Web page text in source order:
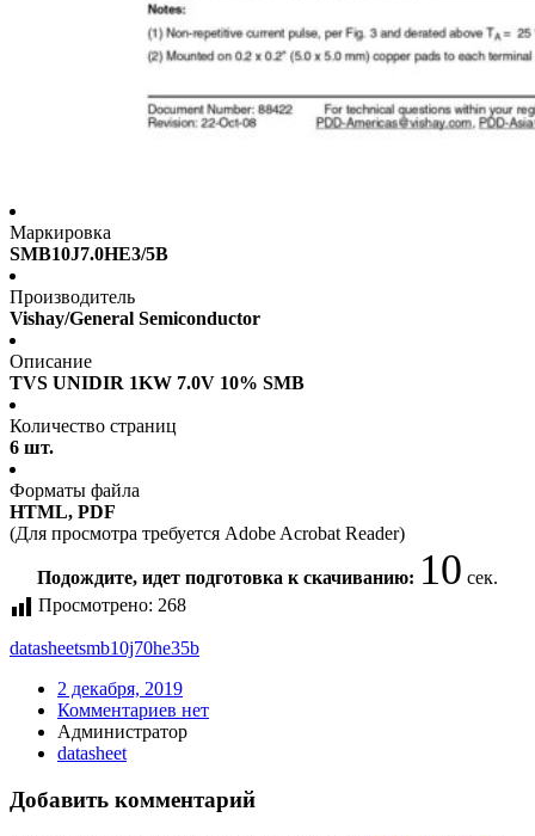
Маркировка
SMB10J7.0HE3/5B
Производитель
Vishay/General Semiconductor
Описание
TVS UNIDIR 1KW 7.0V 10% SMB
Количество страниц
6 шт.
Форматы файла
HTML, PDF
(Для просмотра требуется Adobe Acrobat Reader)
Подождите, идет подготовка к скачиванию: 10 сек.
Просмотрено: 268
datasheetsmb10j70he35b
2 декабря, 2019
Комментариев нет
Администратор
datasheet
Добавить комментарий